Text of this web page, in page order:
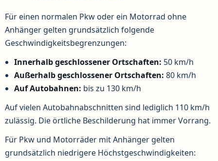
Für einen normalen Pkw oder ein Motorrad ohne
Anhänger gelten grundsätzlich folgende
Geschwindigkeitsbegrenzungen:
Innerhalb geschlossener Ortschaften: 50 km/h
Außerhalb geschlossener Ortschaften: 80 km/h
Auf Autobahnen: bis zu 130 km/h
Auf vielen Autobahnabschnitten sind lediglich 110 km/h
zulässig. Die örtliche Beschilderung hat immer Vorrang.
Für Pkw und Motorräder mit Anhänger gelten
grundsätzlich niedrigere Höchstgeschwindigkeiten: